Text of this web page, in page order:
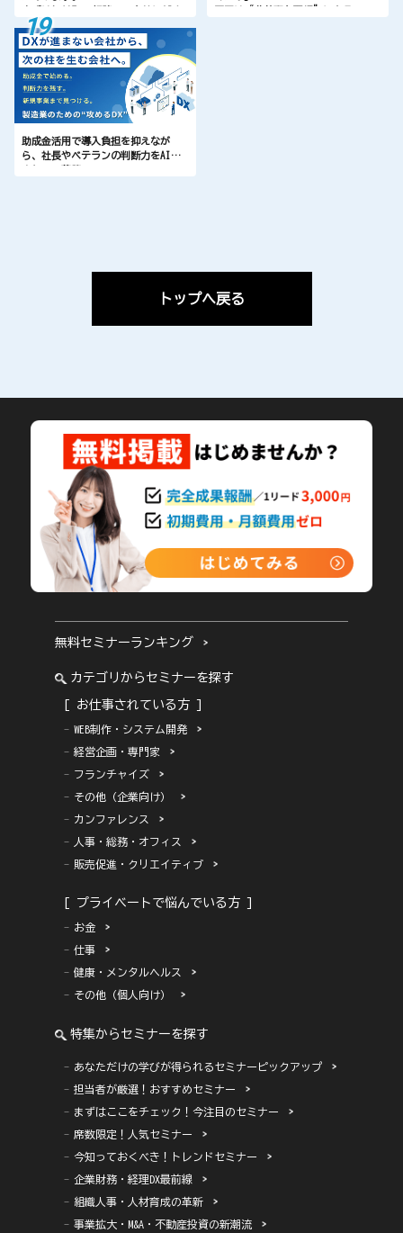
どう活かせるかを確認しませんか。
19
助成金活用で導入負担を抑えなが
ら、社長やベテランの判断力をAI資
トップへ戻る
無料セミナーランキング
カテゴリからセミナーを探す
[ お仕事されている方 ]
WEB制作・システム開発
経営企画・専門家
フランチャイズ
その他（企業向け）
カンファレンス
人事・総務・オフィス
販売促進・クリエイティブ
[ プライベートで悩んでいる方 ]
お金
仕事
健康・メンタルヘルス
その他（個人向け）
特集からセミナーを探す
あなただけの学びが得られるセミナーピックアップ
担当者が厳選！おすすめセミナー
まずはここをチェック！今注目のセミナー
席数限定！人気セミナー
今知っておくべき！トレンドセミナー
企業財務・経理DX最前線
組織人事・人材育成の革新
事業拡大・M&A・不動産投資の新潮流